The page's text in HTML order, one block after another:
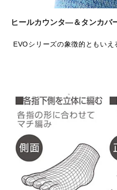
ヒールカウンタ―＆タンカバ
EVOシリーズの象徴的ともいえ